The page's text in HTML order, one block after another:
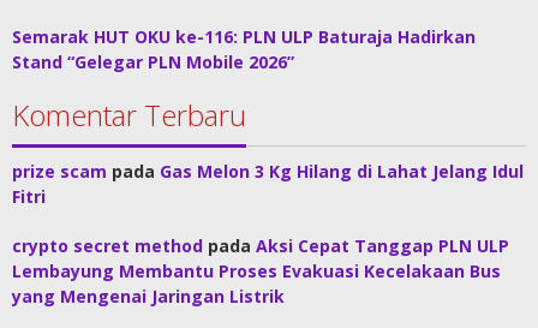
Semarak HUT OKU ke-116: PLN ULP Baturaja Hadirkan
Stand “Gelegar PLN Mobile 2026”
Komentar Terbaru
prize scam pada Gas Melon 3 Kg Hilang di Lahat Jelang Idul
Fitri
crypto secret method pada Aksi Cepat Tanggap PLN ULP
Lembayung Membantu Proses Evakuasi Kecelakaan Bus
yang Mengenai Jaringan Listrik